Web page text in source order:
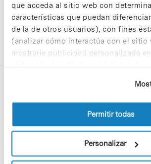
que acceda al sitio web con
características que puedan
de la de otros usuarios), con fines
(analizar cómo interactúa con el sitio
mostrarle publicidad personalizada
elaborado a partir de sus hábitos de
información sobre las cookies puede
la Política de cookies del sitio web.
Permitir todas
Personalizar
C/Baldiri Reixac, 4-12 i 15
T. 934 02 90 60